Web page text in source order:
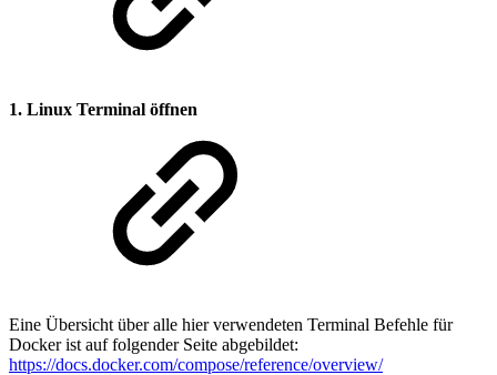
1. Linux Terminal öffnen
Eine Übersicht über alle hier verwendeten Terminal Befehle für
Docker ist auf folgender Seite abgebildet:
https://docs.docker.com/compose/reference/overview/